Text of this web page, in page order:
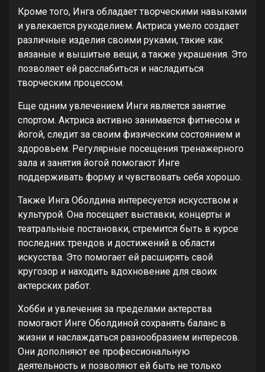
Кроме того, Инга обладает творческими навыками
и увлекается рукоделием. Актриса умело создает
различные изделия своими руками, такие как
вязаные и вышитые вещи, а также украшения. Это
позволяет ей расслабиться и насладиться
творческим процессом.
Еще одним увлечением Инги является занятие
спортом. Актриса активно занимается фитнесом и
йогой, следит за своим физическим состоянием и
здоровьем. Регулярные посещения тренажерного
зала и занятия йогой помогают Инге
поддерживать форму и чувствовать себя хорошо.
Также Инга Оболдина интересуется искусством и
культурой. Она посещает выставки, концерты и
театральные постановки, стремится быть в курсе
последних трендов и достижений в области
искусства. Это помогает ей расширять свой
кругозор и находить вдохновение для своих
актерских работ.
Хобби и увлечения за пределами актерства
помогают Инге Оболдиной сохранять баланс в
жизни и наслаждаться разнообразием интересов.
Они дополняют ее профессиональную
деятельность и позволяют ей быть не только